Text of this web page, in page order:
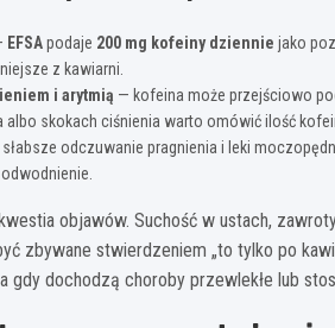
EFSApodaje 200 mg kofeiny dziennie jako
z kawiarni.
i arytmią — kofeina może przejściowo
albo skokach ciśnienia warto omówić ilość
odczuwanie pragnienia i leki
objawów. Suchość w ustach,
zbywane stwierdzeniem „to tylko po
gdy dochodzą choroby przewlekłe lub